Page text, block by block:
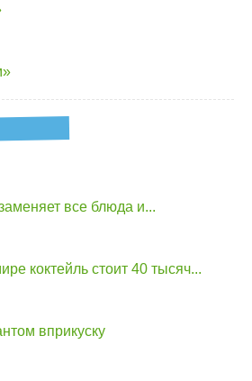
все блюда и...
коктейль стоит 40 тысяч...
вприкуску